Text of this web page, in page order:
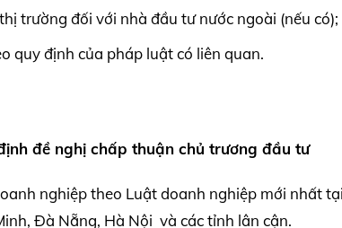
trường đối với nhà đầu tư nước ngoài (nếu có);
quy định của pháp luật có liên quan.
đề nghị chấp thuận chủ trương đầu tư
nghiệp theo Luật doanh nghiệp mới nhất
Đà Nẵng, Hà Nội và các tỉnh lân cận.